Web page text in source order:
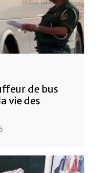
de bus
vie des